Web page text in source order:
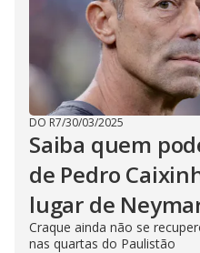
DO R7/30/03/2025
Saiba quem
de Pedro
lugar de
Craque ainda não se
nas quartas do Paulistão